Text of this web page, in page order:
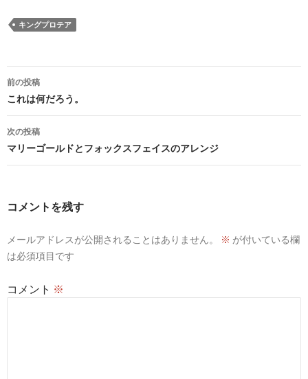
キングプロテア
投
稿
ナ
ビ
ゲ
ョ
前の投稿
これは何だろう。
次の投稿
マリーゴールドとフォックスフェイスのアレンジ
コメントを残す
メールアドレスが公開されることはありません。 ※ が付いている欄
は必須項目です
コメント ※